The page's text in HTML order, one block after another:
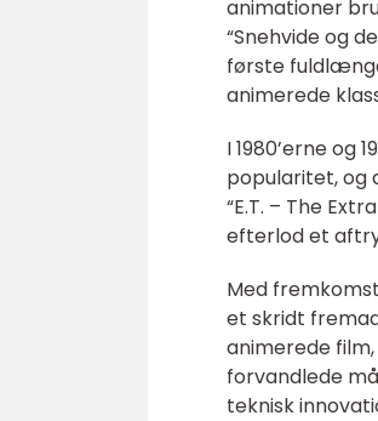
animationer
“Snehvide og
første
animerede
I 1980’erne og
popularitet, og
“E.T. – The
efterlod et
Med
et skridt
animerede film,
forvandlede
teknisk